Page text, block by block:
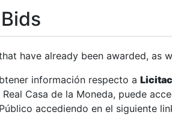
have already been awarded, as
información respecto a
Casa de la Moneda, puede
accediendo en el siguiente